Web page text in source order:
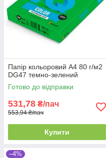
Папір кольоровий А4 80 г/м2
DG47 темно-зелений
Готово до відправки
531,78 ₴/пач
553,94 ₴/пач
Купити
–4%